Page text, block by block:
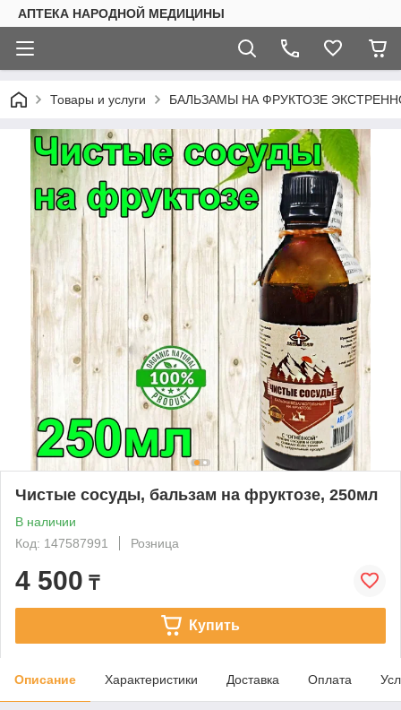
АПТЕКА НАРОДНОЙ МЕДИЦИНЫ
Товары и услуги БАЛЬЗАМЫ НА ФРУКТОЗЕ
Чистые сосуды, бальзам на фруктозе, 250мл
В наличии
Код: 147587991
Розница
4 500 ₸
Купить
Описание Характеристики Доставка Оплата